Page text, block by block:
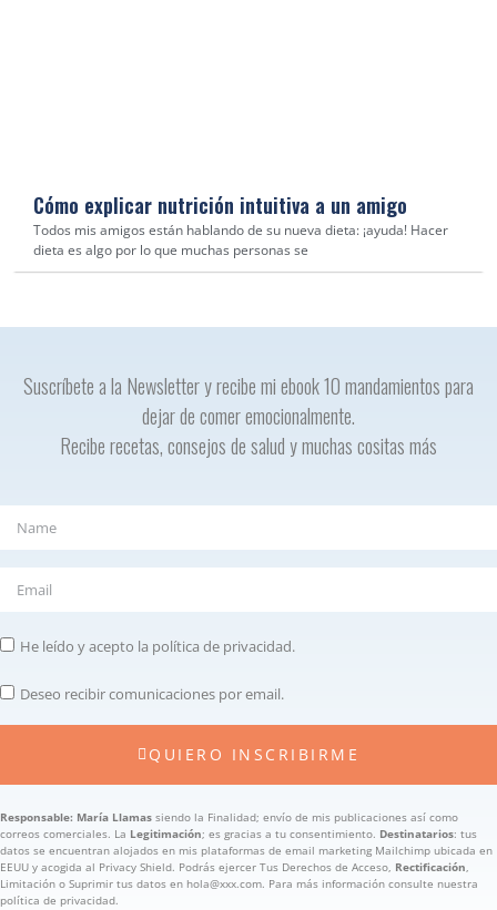
Cómo explicar nutrición intuitiva a un amigo
Todos mis amigos están hablando de su nueva dieta: ¡ayuda! Hacer
dieta es algo por lo que muchas personas se
Suscríbete a la Newsletter y recibe mi ebook 10 mandamientos para
dejar de comer emocionalmente.
Recibe recetas, consejos de salud y muchas cositas más
He leído y acepto la política de privacidad.
Deseo recibir comunicaciones por email.
QUIERO INSCRIBIRME
Responsable: María Llamas siendo la Finalidad; envío de mis publicaciones así como
correos comerciales. La Legitimación; es gracias a tu consentimiento. Destinatarios: tus
datos se encuentran alojados en mis plataformas de email marketing Mailchimp ubicada en
EEUU y acogida al Privacy Shield. Podrás ejercer Tus Derechos de Acceso, Rectificación,
Limitación o Suprimir tus datos en hola@xxx.com. Para más información consulte nuestra
política de privacidad.